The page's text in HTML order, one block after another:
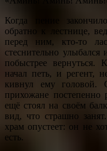
Когда пение
обратно к лестнице,
перед ним, кто-то
стеснительно улыбался
побыстрее вернуться.
начал петь, и регент,
кивнул ему головой.
прихожане постепенно
ещё стоял на своём
вид, что страшно
храм опустеет: он не
есть.